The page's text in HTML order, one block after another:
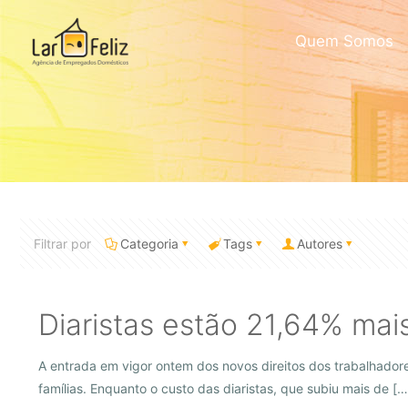
Quem Somos
Filtrar por Categoria Tags Autores
Diaristas estão 21,64%
A entrada em vigor ontem dos novos direitos dos
famílias. Enquanto o custo das diaristas, que subiu mais de